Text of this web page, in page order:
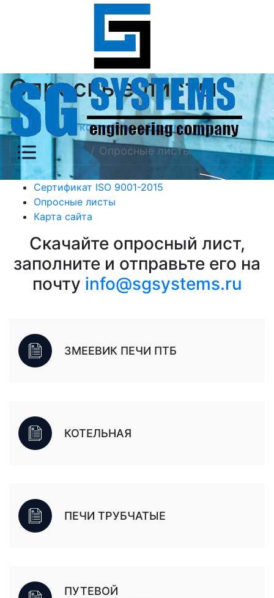
Опросные листы
О компании
Документы
Опросные листы
Сертификат ISO 9001-2015
Опросные листы
Карта сайта
Скачайте опросный лист,
заполните и отправьте его на
почту info@sgsystems.ru
ЗМЕЕВИК ПЕЧИ ПТБ
КОТЕЛЬНАЯ
ПЕЧИ ТРУБЧАТЫЕ
ПУТЕВОЙ